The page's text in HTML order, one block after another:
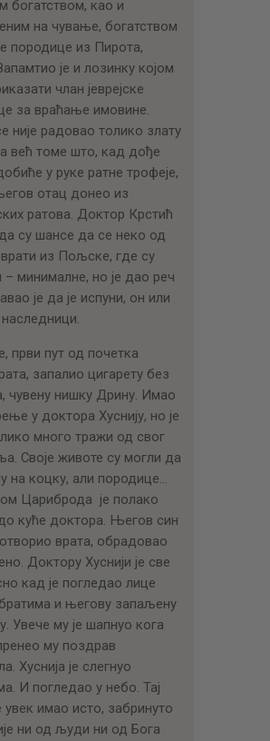
богатством, као и
на чување, богатством
породице из Пирота,
је и лозинку којом
члан јеврејске
за враћање имовине.
није радовао толико злату
већ томе што, кад дође
у руке ратне трофеје,
отац донео из
ратова. Доктор Крстић
су шансе да се неко од
врати из Пољске, где су
– минималне, но је дао реч
је да је испуни, он или
први пут од почетка
запалио цигарету без
чувену нишку Дрину. Имао
у доктора Хуснију, но је
много тражи од свог
Своје животе су могли да
на коцку, али породице…
Цариброда је полако
куће доктора. Његов син
врата, обрадовао
Доктору Хуснији је све
кад је погледао лице
и његову запаљену
Увече му је шапнуо кога
му поздрав
Хуснија је слегнуо
И погледао у небо. Тај
увек имао исто, забринуто
ни од људи ни од Бога